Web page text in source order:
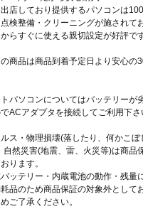
店しており提供するパソコンは
検整備・クリーニングが施されて
らすぐに使える親切設定が好評です
商品は商品到着予定日より安心の
パソコンについてはバッテリーが
ACアダプタを接続してご利用下さ
ス・物理損壊(落したり、何かこぼ
自然災害(地震、雷、火災等)は商品
ります。
ッテリー・内蔵電池の動作・残量
品のため商品保証の対象外として
ご了承ください。